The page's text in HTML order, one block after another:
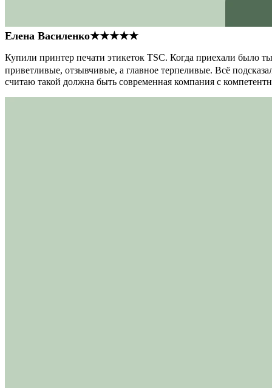
Елена Василенко★★★★★
Купили принтер печати этикеток TSC. Когда приехали было
приветливые, отзывчивые, а главное терпеливые. Всё
считаю такой должна быть современная компания с